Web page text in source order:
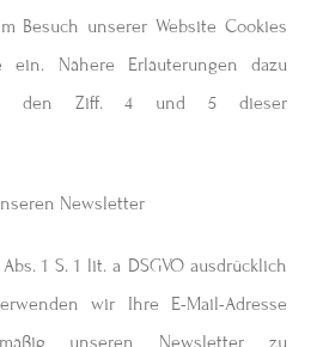
Besuch unserer Website Cookies
ein. Nähere Erläuterungen dazu
den Ziff. 4 und 5 dieser
Newsletter
1 S. 1 lit. a DSGVO ausdrücklich
wir Ihre E-Mail-Adresse
unseren Newsletter zu